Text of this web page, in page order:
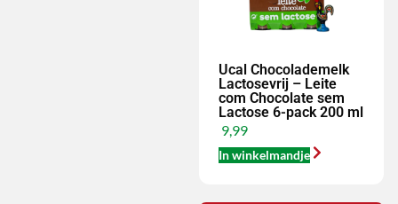
Ucal Chocolademelk
Lactosevrij – Leite
com Chocolate sem
Lactose 6-pack 200 ml
9,99
In winkelmandje